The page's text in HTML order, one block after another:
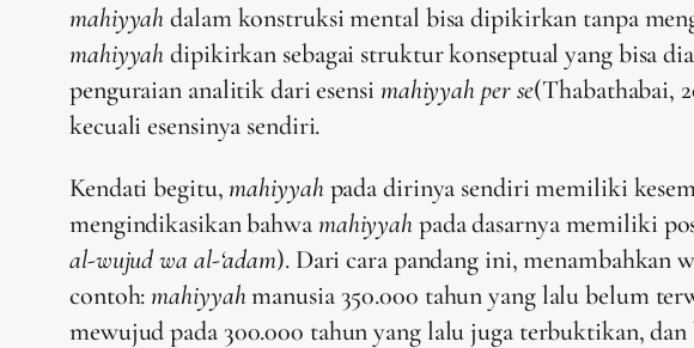
mahiyyahdalam konstruksi mental bisa dipikirkan tanpa
mahiyyahdipikirkan sebagai struktur konseptual yang bisa
penguraian analitik dari esensi mahiyyahper se(Thabathabai,
kecuali esensinya sendiri.
Kendati begitu,mahiyyahpada dirinya sendiri memiliki
mengindikasikan bahwamahiyyahpada dasarnya memiliki
al-wujud wa al-‘adam). Dari cara pandang ini,
contoh:mahiyyahmanusia 350.000 tahun yang lalu belum
mewujud pada 300.000 tahun yang lalu juga terbuktikan, dan